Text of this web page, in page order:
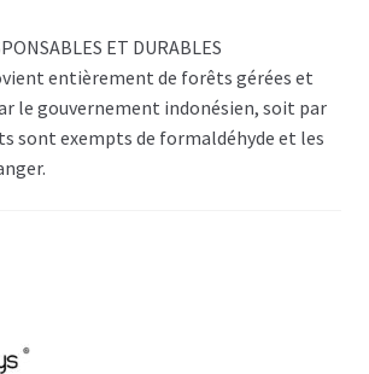
ET DURABLES
entièrement de forêts gérées et
le gouvernement indonésien, soit par
sont exempts de formaldéhyde et les